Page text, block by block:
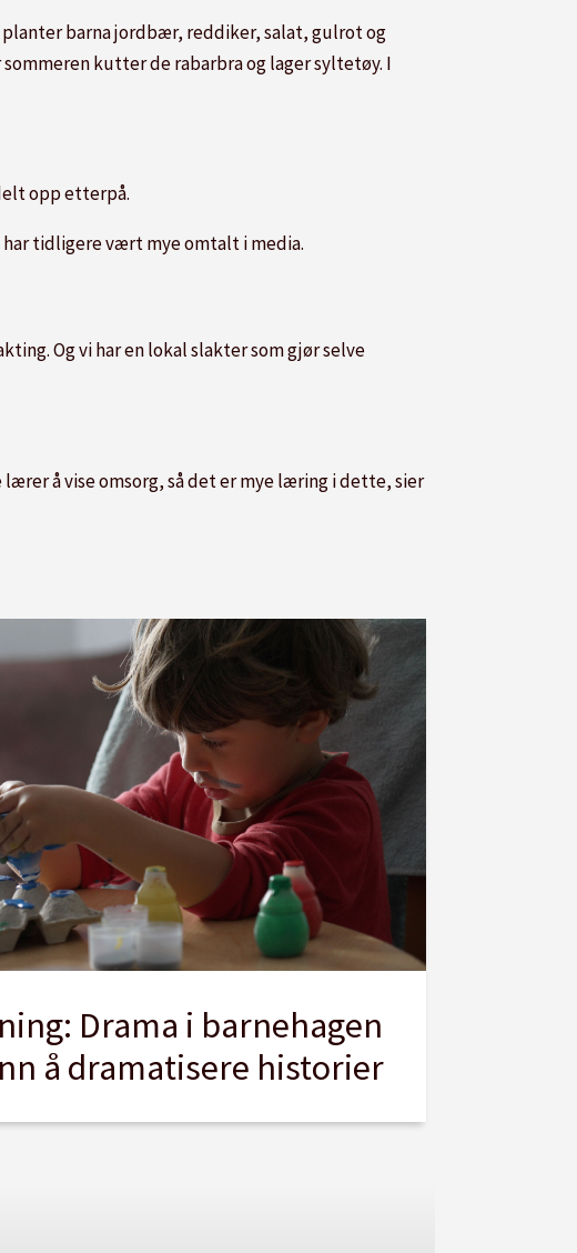
planter barna jordbær, reddiker, salat, gulrot og
kutter de rabarbra og lager syltetøy. I
opp etterpå.
har tidligere vært mye omtalt i media.
Og vi har en lokal slakter som gjør selve
lærer å vise omsorg, så det er mye læring i dette, sier
Drama i barnehagen
å dramatisere historier